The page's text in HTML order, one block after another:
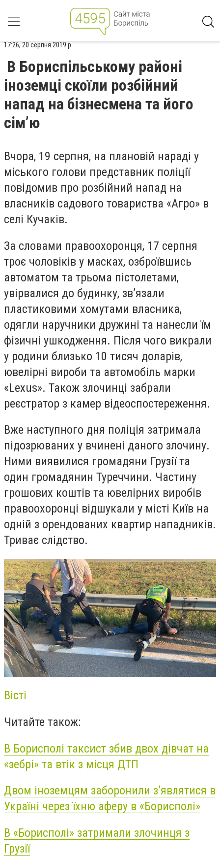
17:26, 20 серпня 2019 р.
В Бориспільському районі
іноземці скоїли розбійний
напад на бізнесмена та його
сім’ю
Вчора, 19 серпня, на плановій нараді у
міського голови представник поліції
повідомив про розбійний напад на
власників садового товариства «Агро» в
селі Кучаків.
За словами правоохоронця, 17 серпня
троє чоловіків у масках, озброївшись
автоматом та трьома пістолетами,
увірвалися до будинку, зв’язали
пластиковими хомутами власника,
одягли наручники дружині та нанесли їм
фізичні ушкодження. Після чого викрали
у родини близько 10 тисяч доларів,
ювелірні вироби та автомобіль марки
«Lexus». Також злочинці забрали
реєстратор з камер відеоспостереження.
Вже наступного дня поліція затримала
підозрюваних у вчинені даного злочину.
Ними виявилися громадяни Грузії та
один громадянин Туреччини. Частину
грошових коштів та ювелірних виробів
правоохоронці відшукали у місті Київ на
одній з орендованих квартир нападників.
Триває слідство.
Вісті
Читайте також:
В Борисполі таксист збив двох дівчат на
«зебрі» та втік з місця ДТП
Двом іноземцям заборонили з’являтися в
Україні через їхню аферу в «Борисполі»
В «Борисполі» затримали злочинця з
Грузії